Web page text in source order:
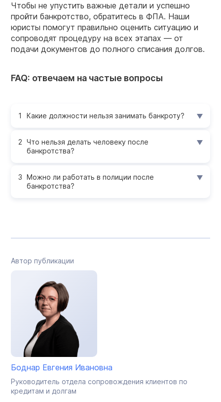
Чтобы не упустить важные детали и успешно
пройти банкротство, обратитесь в ФПА. Наши
юристы помогут правильно оценить ситуацию и
сопроводят процедуру на всех этапах — от
подачи документов до полного списания долгов.
FAQ: отвечаем на частые вопросы
Какие должности нельзя занимать банкроту?
Что нельзя делать человеку после
банкротства?
Можно ли работать в полиции после
банкротства?
Автор публикации
Боднар Евгения Ивановна
Руководитель отдела сопровождения клиентов по
кредитам и долгам